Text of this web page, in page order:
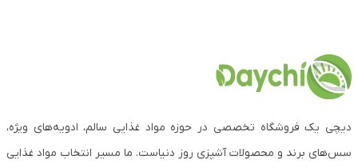
دیچی یک فروشگاه تخصصی در حوزه مواد غذایی سالم، ادویه‌های ویژه،
سس‌های برند و محصولات آشپزی روز دنیاست. ما مسیر انتخاب مواد غذایی